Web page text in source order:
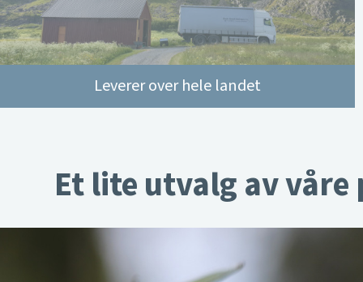
Leverer over hele landet
Et lite utvalg av